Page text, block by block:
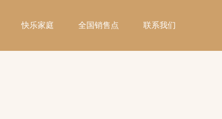
快乐家庭 全国销售点 联系我们